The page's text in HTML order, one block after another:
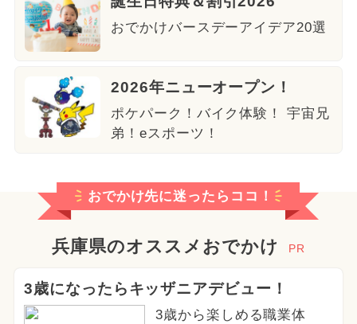
おでかけバースデーアイデア20選
2026年ニューオープン！
ポケパーク！バイク体験！ 宇宙兄
弟！eスポーツ！
おでかけ先に迷ったらココ！
兵庫県のオススメおでかけ PR
3歳になったらキッザニアデビュー！
3歳から楽しめる職業体